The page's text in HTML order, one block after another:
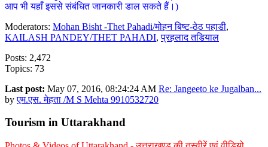
आप भी यहाँ इससे संबंधित जानकारी डाल सकते हैं।)
Moderators: Mohan Bisht -Thet Pahadi/मोहन बिष्ट-ठेठ पहाडी,
KAILASH PANDEY/THET PAHADI,प्रहलाद तडियाल
Posts: 2,472
Topics: 73
Last post: May 07, 2016, 08:24:24 AM Re: Jangeeto ke Jugalban...
byएम.एस. मेहता /M S Mehta 9910532720
Tourism in Uttarakhand